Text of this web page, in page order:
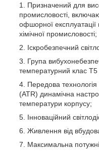
Призначений для
промисловості,
офшорної експлуатації
хімічної промисловості;
Іскробезпечний
Група
температурний клас
Передова
(ATR) динамічна
температури корпусу;
Інноваційний
Живлення від
Максимальна